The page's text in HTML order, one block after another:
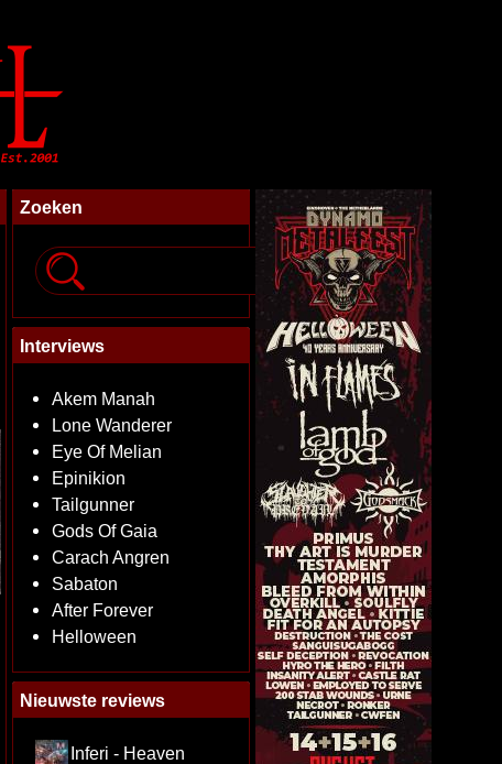
Zoeken
Interviews
Akem Manah
Lone Wanderer
Eye Of Melian
Epinikion
Tailgunner
Gods Of Gaia
Carach Angren
Sabaton
After Forever
Helloween
Nieuwste reviews
Inferi - Heaven